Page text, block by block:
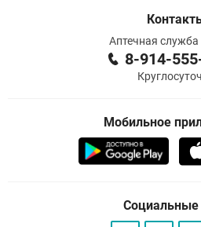
Аптечная служба
8-914-
Мобильное
Социальные